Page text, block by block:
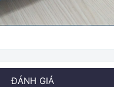
ĐÁNH GIÁ